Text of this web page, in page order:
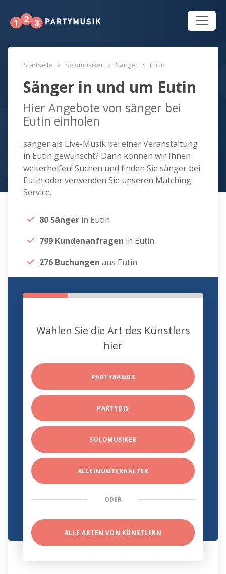
Startseite Solomusiker Sänger Eutin
Sänger in und um Eutin
Hier Angebote von sänger bei
Eutin einholen
sänger als Live-Musik bei einer Veranstaltung
in Eutin gewünscht? Dann können wir Ihnen
weiterhelfen! Suchen und finden Sie sänger bei
Eutin oder verwenden Sie unseren Matching-
Service.
80 Sänger in Eutin
799 Kundenanfragen in Eutin
276 Buchungen aus Eutin
Wählen Sie die Art des Künstlers
hier
PARTYBANDS
PARTYDJS
SOLOMUSIKER
ALLEINUNTERHALTER
ODER
ALLE ARTEN VON KÜNSTLERN